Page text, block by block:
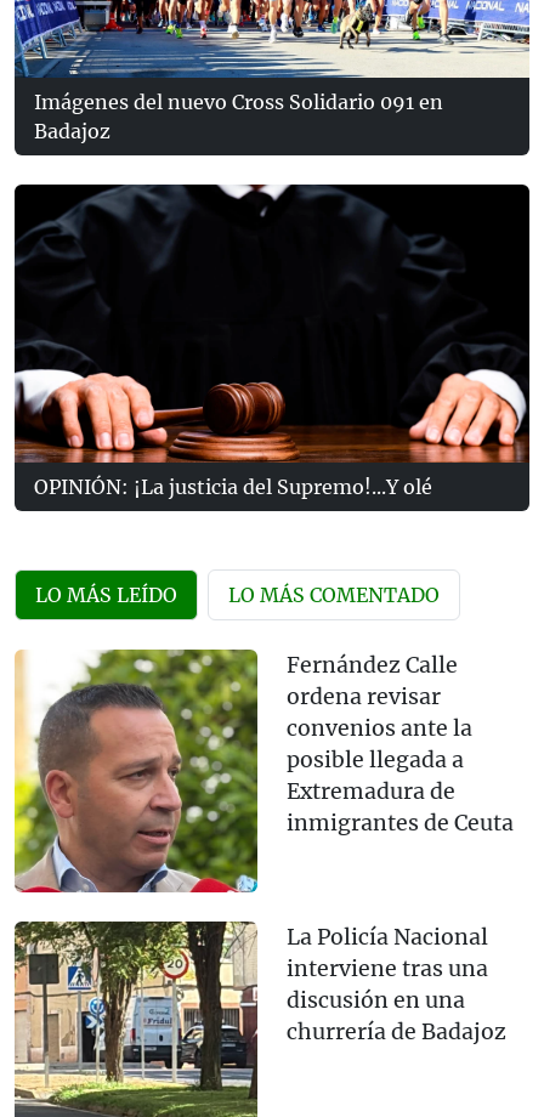
Imágenes del nuevo Cross Solidario 091 en
Badajoz
OPINIÓN: ¡La justicia del Supremo!...Y olé
LO MÁS LEÍDO LO MÁS COMENTADO
Fernández Calle
ordena revisar
convenios ante la
posible llegada a
Extremadura de
inmigrantes de Ceuta
La Policía Nacional
interviene tras una
discusión en una
churrería de Badajoz